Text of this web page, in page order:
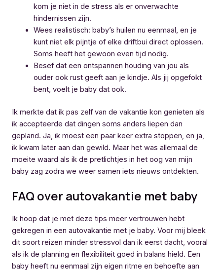
kom je niet in de stress als er onverwachte
hindernissen zijn.
Wees realistisch: baby’s huilen nu eenmaal, en je
kunt niet elk pijntje of elke driftbui direct oplossen.
Soms heeft het gewoon even tijd nodig.
Besef dat een ontspannen houding van jou als
ouder ook rust geeft aan je kindje. Als jij opgefokt
bent, voelt je baby dat ook.
Ik merkte dat ik pas zelf van de vakantie kon genieten als
ik accepteerde dat dingen soms anders liepen dan
gepland. Ja, ik moest een paar keer extra stoppen, en ja,
ik kwam later aan dan gewild. Maar het was allemaal de
moeite waard als ik de pretlichtjes in het oog van mijn
baby zag zodra we weer samen iets nieuws ontdekten.
FAQ over autovakantie met baby
Ik hoop dat je met deze tips meer vertrouwen hebt
gekregen in een autovakantie met je baby. Voor mij bleek
dit soort reizen minder stressvol dan ik eerst dacht, vooral
als ik de planning en flexibiliteit goed in balans hield. Een
baby heeft nu eenmaal zijn eigen ritme en behoefte aan